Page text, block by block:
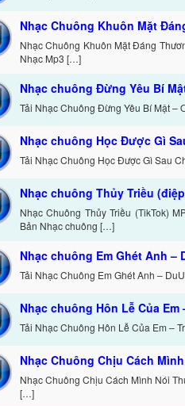
Nhạc Chuông Khuôn Mặt
Nhạc Chuông Khuôn Mặt Đáng
Nhạc Mp3 […]
Nhạc chuông Đừng Yêu Bí
Tải Nhạc Chuông Đừng Yêu Bí Mật –
Nhạc chuông Học Được Gì
Tải Nhạc Chuông Học Được Gì Sau
Nhạc chuông Thủy Triều
Nhạc Chuông Thủy Triều (TikTok)
Bản Nhạc chuông […]
Nhạc chuông Em Ghét Anh –
Tải Nhạc Chuông Em Ghét Anh –
Nhạc chuông Hôn Lễ Của Em
Tải Nhạc Chuông Hôn Lễ Của Em –
Nhạc Chuông Chịu Cách
Nhạc Chuông Chịu Cách Mình Nói
[…]